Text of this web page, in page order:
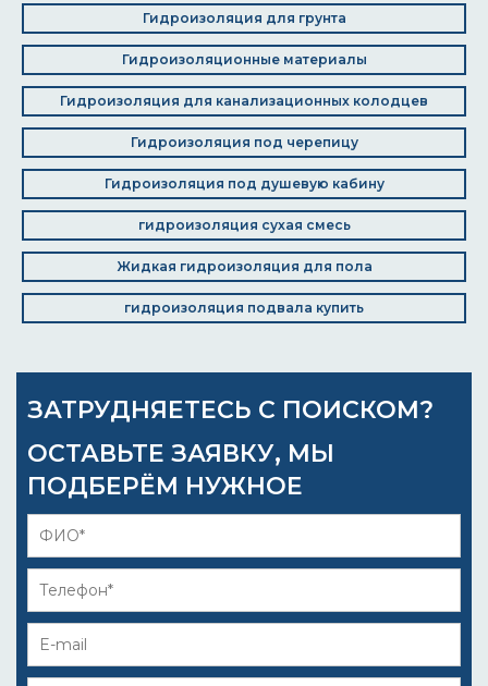
Гидроизоляция для грунта
Гидроизоляционные материалы
Гидроизоляция для канализационных колодцев
Гидроизоляция под черепицу
Гидроизоляция под душевую кабину
гидроизоляция сухая смесь
Жидкая гидроизоляция для пола
гидроизоляция подвала купить
ЗАТРУДНЯЕТЕСЬ С ПОИСКОМ?
ОСТАВЬТЕ ЗАЯВКУ, МЫ
ПОДБЕРЁМ НУЖНОЕ